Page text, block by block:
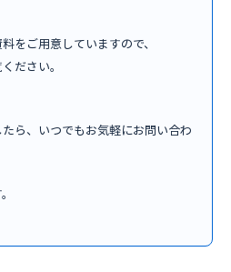
をご用意していますので、
ださい。
ら、いつでもお気軽にお問い合わ